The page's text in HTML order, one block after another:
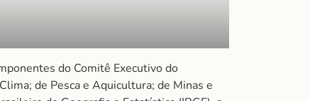
do Comitê Executivo do
de Pesca e Aquicultura; de Minas e